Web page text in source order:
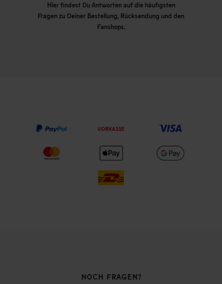
Hier findest Du Antworten auf die häufigsten
Fragen zu Deiner Bestellung, Rücksendung und den
Fanshops.
VORKASSE
NOCH FRAGEN?